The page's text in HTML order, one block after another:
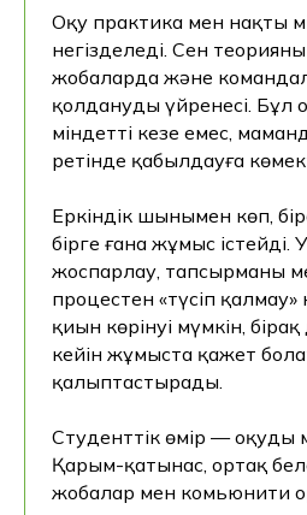
Оқу практика мен нақты
негізделеді. Сен
жобаларда және
қолдануды үйренесің. Бұл
міндетті кезең емес,
ретінде қабылдауға
Еркіндік шынымен көп,
бірге ғана жұмыс істейді.
жоспарлау, тапсырманы
процестен «түсіп
қиын көрінуі мүмкін,
кейін жұмыста қажет
қалыптастырады.
Студенттік өмір — оқудың
Қарым-қатынас, ортақ
жобалар мен комьюнити
ашылады. Онда сіз менеджердің
күтпестен дәл қазір кеңес ала
Консультация алу батырмасын
мен дербес деректерді өңдеуге
беремін